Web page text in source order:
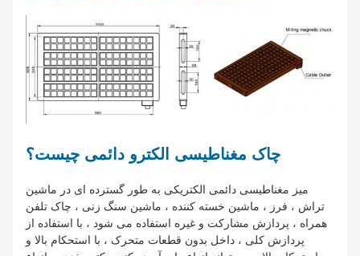
چاک مغناطیسی الکترو دائمی چیست؟
میز مغناطیسی دائمی الکتریکی به طور گسترده ای در ماشین
تراش ، فرز ، ماشین خسته کننده ، ماشین سنگ زنی ، چاک تلفن
همراه ، پردازش مشارکت و غیره استفاده می شود ، با استفاده از
پردازش کلی ، داخل بدون قطعات متحرک ، با استحکام بالا و